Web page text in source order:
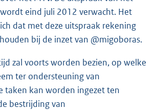
eind juli 2012 verwacht. Het
dat met deze uitspraak rekening
bij de inzet van @migoboras.
zal voorts worden bezien, op welke
ter ondersteuning van
taken kan worden ingezet ten
bestrijding van